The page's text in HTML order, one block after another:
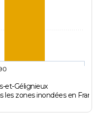
et-Gélignieux
les zones inondées en